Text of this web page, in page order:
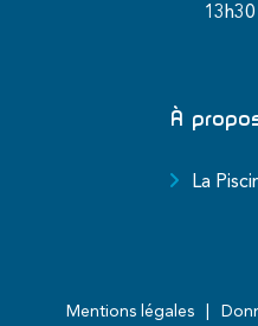
À
La
Mentions légales